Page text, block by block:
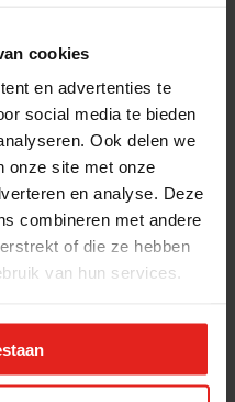
cookies
en advertenties te
social media te bieden
Ook delen we
onze site met onze
en analyse. Deze
combineren met andere
of die ze hebben
van hun services.